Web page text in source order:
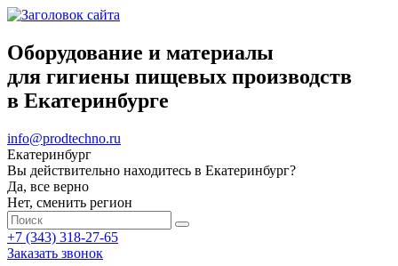
Оборудование и материалы
для гигиены пищевых производств
в Екатеринбурге
info@prodtechno.ru
Екатеринбург
Вы действительно находитесь в Екатеринбург?
Да, все верно
Нет, сменить регион
+7 (343) 318-27-65
Заказать звонок